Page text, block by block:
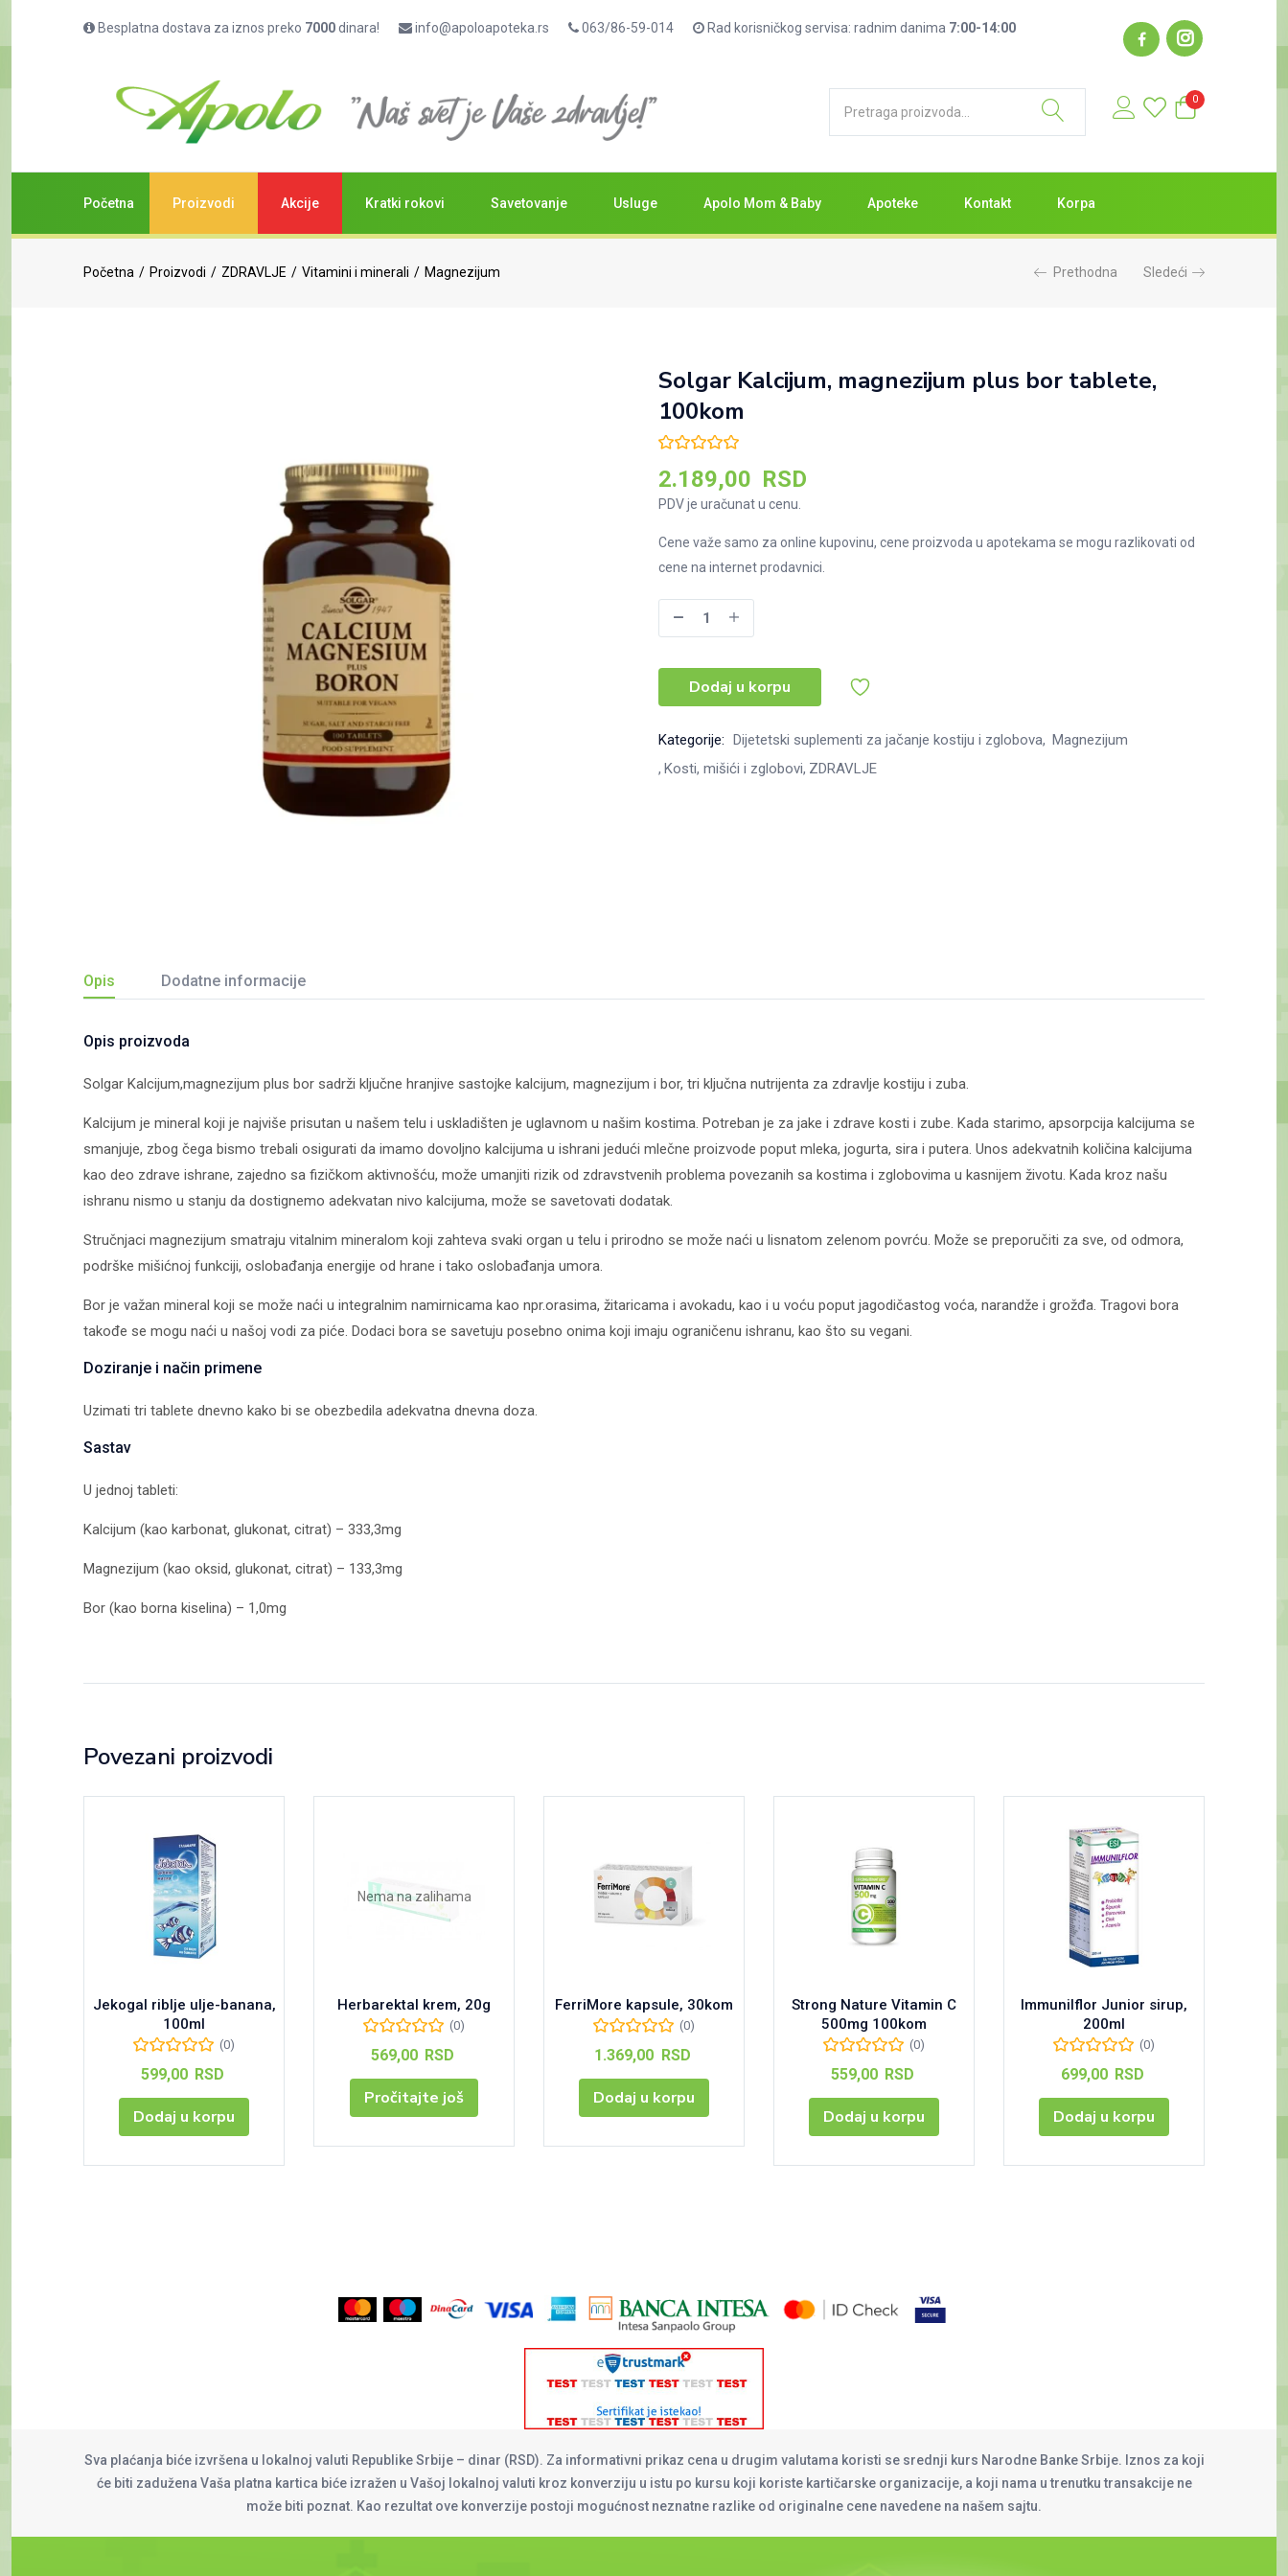
Besplatna dostava za iznos preko 7000dinara! info@apoloapoteka.rs 063/86-59-014 Rad korisničkog servisa: radnim danima 7:00-14:00
0
Početna Proizvodi Akcije Kratki rokovi Savetovanje Usluge Apolo Mom & Baby Apoteke Kontakt Korpa
Početna Proizvodi ZDRAVLJE Vitamini i minerali Magnezijum Prethodna Sledeći
Solgar Kalcijum, magnezijum plus bor tablete,
100kom
2.189,00 RSD
PDV je uračunat u cenu.
Cene važe samo za online kupovinu, cene proizvoda u apotekama se mogu razlikovati od
cene na internet prodavnici.
Kalcijum,
bor
tablete,
100kom
Dodaj u korpu
Kategorije: Dijetetski suplementi za jačanje kostiju i zglobova
Magnezijum
Kosti, mišići i zglobovi ZDRAVLJE
Opis Dodatne informacije
Opis proizvoda
Solgar Kalcijum,magnezijum plus bor sadrži ključne hranjive sastojke kalcijum, magnezijum i bor, tri ključna nutrijenta za zdravlje kostiju i zuba.
Kalcijum je mineral koji je najviše prisutan u našem telu i uskladišten je uglavnom u našim kostima. Potreban je za jake i zdrave kosti i zube. Kada starimo, apsorpcija kalcijuma se
smanjuje, zbog čega bismo trebali osigurati da imamo dovoljno kalcijuma u ​​ishrani jedući mlečne proizvode poput mleka, jogurta, sira i putera. Unos adekvatnih količina kalcijuma
kao deo zdrave ishrane, zajedno sa fizičkom aktivnošću, može umanjiti rizik od zdravstvenih problema povezanih sa kostima i zglobovima u kasnijem životu. Kada kroz našu
ishranu nismo u stanju da dostignemo adekvatan nivo kalcijuma, može se savetovati dodatak.
Stručnjaci magnezijum smatraju vitalnim mineralom koji zahteva svaki organ u telu i prirodno se može naći u lisnatom zelenom povrću. Može se preporučiti za sve, od odmora,
podrške mišićnoj funkciji, oslobađanja energije od hrane i tako oslobađanja umora.
Bor je važan mineral koji se može naći u integralnim namirnicama kao npr.orasima, žitaricama i avokadu, kao i u voću poput jagodičastog voća, narandže i grožđa. Tragovi bora
takođe se mogu naći u našoj vodi za piće. Dodaci bora se savetuju posebno onima koji imaju ograničenu ishranu, kao što su vegani.
Doziranje i način primene
Uzimati tri tablete dnevno kako bi se obezbedila adekvatna dnevna doza.
Sastav
U jednoj tableti:
Kalcijum (kao karbonat, glukonat, citrat) – 333,3mg
Magnezijum (kao oksid, glukonat, citrat) – 133,3mg
Bor (kao borna kiselina) – 1,0mg
Povezani proizvodi
Jekogal riblje ulje-banana,
100ml
(0)
599,00 RSD
Dodaj u korpu
Nema na zalihama
Herbarektal krem, 20g
(0)
569,00 RSD
Pročitajte još
FerriMore kapsule, 30kom
(0)
1.369,00 RSD
Dodaj u korpu
Strong Nature Vitamin C
500mg 100kom
(0)
559,00 RSD
Dodaj u korpu
Immunilflor Junior sirup,
200ml
(0)
699,00 RSD
Dodaj u korpu
Sva plaćanja biće izvršena u lokalnoj valuti Republike Srbije – dinar (RSD). Za informativni prikaz cena u drugim valutama koristi se srednji kurs Narodne Banke Srbije. Iznos za koji
će biti zadužena Vaša platna kartica biće izražen u Vašoj lokalnoj valuti kroz konverziju u istu po kursu koji koriste kartičarske organizacije, a koji nama u trenutku transakcije ne
može biti poznat. Kao rezultat ove konverzije postoji mogućnost neznatne razlike od originalne cene navedene na našem sajtu.